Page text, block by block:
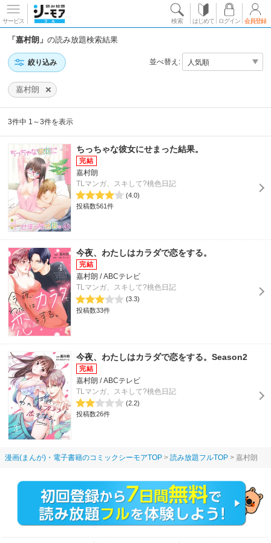
サービス 検索 はじめて ログイン 会員登録
「嘉村朗」の読み放題検索結果
絞り込み 並べ替え:
嘉村朗
3件中 1～3件を表示
ちっちゃな彼女にせまった結果。
嘉村朗
TLマンガ、スキして?桃色日記
(4.0)
投稿数561件
今夜、わたしはカラダで恋をする。
嘉村朗 / ABCテレビ
TLマンガ、スキして?桃色日記
(3.3)
投稿数33件
今夜、わたしはカラダで恋をする。Season2
嘉村朗 / ABCテレビ
TLマンガ、スキして?桃色日記
(2.2)
投稿数26件
漫画(まんが)・電子書籍のコミックシーモアTOP 読み放題フルTOP 嘉村朗